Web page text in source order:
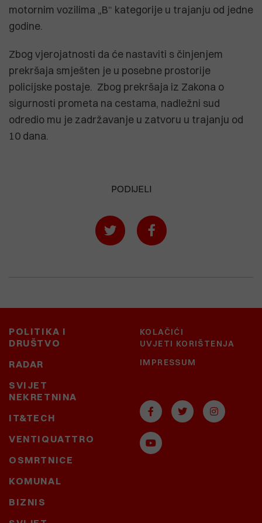
motornim vozilima „B“ kategorije u trajanju od jedne
godine.
Zbog vjerojatnosti da će nastaviti s činjenjem
prekršaja smješten je u posebne prostorije
policijske postaje. Zbog prekršaja iz Zakona o
sigurnosti prometa na cestama, nadležni sud
odredio mu je zadržavanje u zatvoru u trajanju od
10 dana.
PODIJELI
POLITIKA I
DRUŠTVO
RADAR
SVIJET
NEKRETNINA
IT&TECH
VENTIQUATTRO
OSMRTNICE
KOMUNAL
BIZNIS
KOLAČIĆI
UVJETI KORIŠTENJA
IMPRESSUM